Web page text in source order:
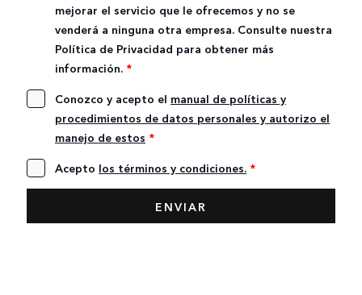
mejorar el servicio que le ofrecemos y no se
venderá a ninguna otra empresa. Consulte nuestra
Política de Privacidad para obtener más
información. *
Conozco y acepto el manual de políticas y
procedimientos de datos personales y autorizo el
manejo de estos *
Acepto los términos y condiciones. *